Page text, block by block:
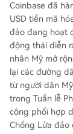
a "Tuần lễ
g tâm Chống
n đầu, nhằm
m đoạt hàng tỷ
ngành có sự
Bí mật Hoa
Lan, Anh,
như Meta,
y chủ và
mạng xã hội
Coinbase đã
USD tiền mã
đảo đang hoạt
động thái diễn
nhân Mỹ mở
lại các đường
từ người dân
trong Tuần lễ
công phối hợp
Chống Lừa đảo